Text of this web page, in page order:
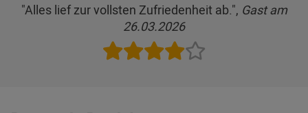
"Alles lief zur vollsten Zufriedenheit ab.", Gast am
26.03.2026